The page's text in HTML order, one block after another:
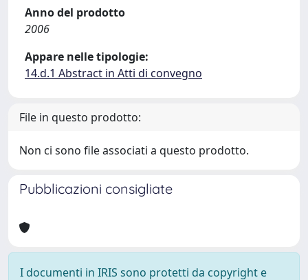
Anno del prodotto
2006
Appare nelle tipologie:
14.d.1 Abstract in Atti di convegno
File in questo prodotto:
Non ci sono file associati a questo prodotto.
Pubblicazioni consigliate
I documenti in IRIS sono protetti da copyright e